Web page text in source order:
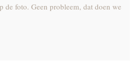
de foto. Geen probleem, dat doen we